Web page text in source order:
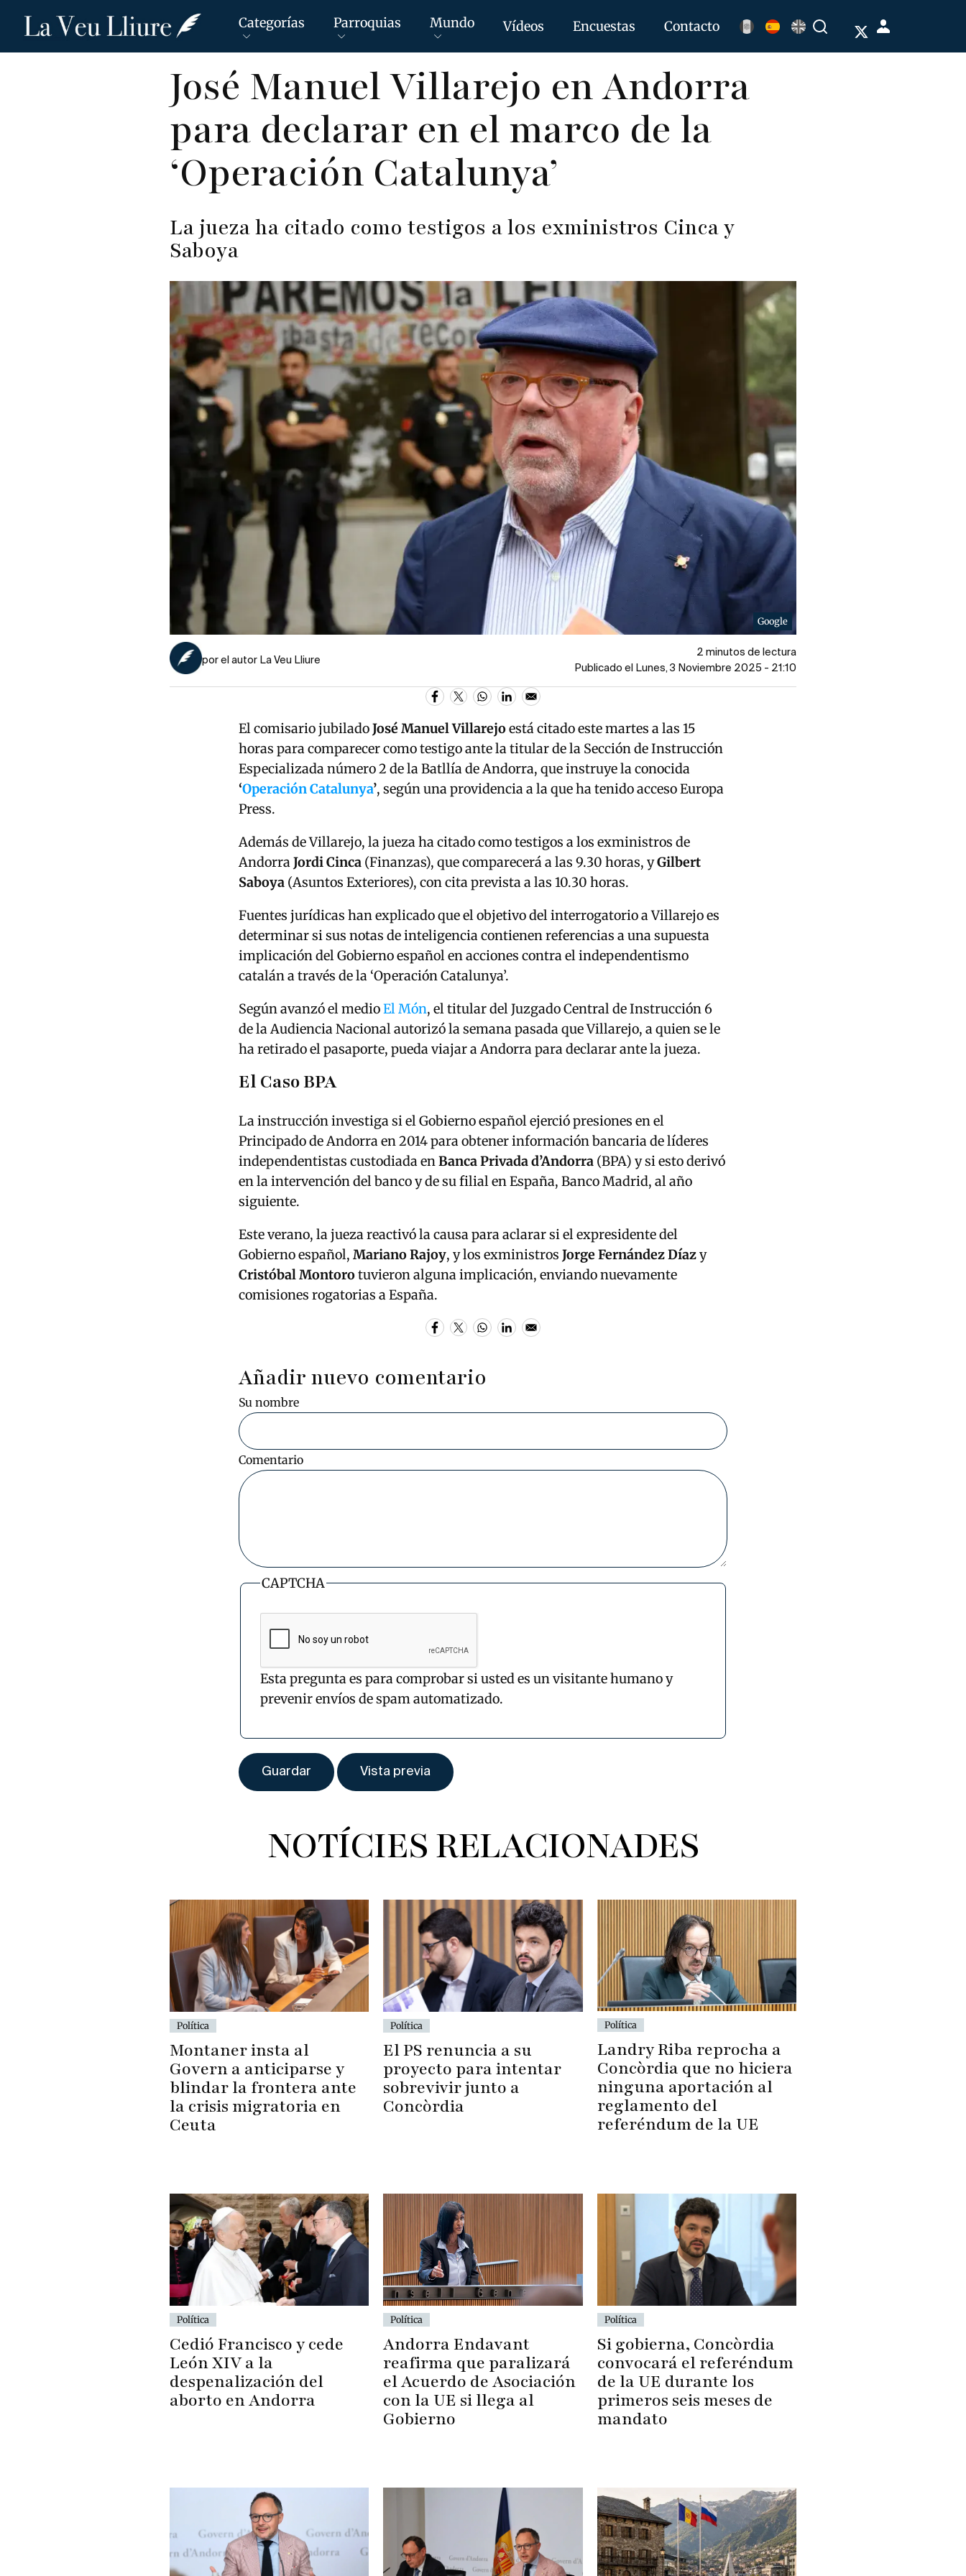
Pasar
Categorías Parroquias Mundo Vídeos Encuestas Contacto BuscarMenú
de
José Manuel Villarejo en Andorra
para declarar en el marco de la
‘Operación Catalunya’
La jueza ha citado como testigos a los exministros Cinca y
Saboya
Google
por el autor La Veu Lliure
2 minutos de lectura
Publicado el Lunes, 3 Noviembre 2025 - 21:10
El comisario jubiladoJosé Manuel Villarejoestá citado este martes a las 15
horas para comparecer como testigo ante la titular de la Sección de Instrucción
Especializada número 2 de la Batllía de Andorra, que instruye la conocida
‘Operación Catalunya’, según una providencia a la que ha tenido acceso Europa
Press.
Además de Villarejo, la jueza ha citado como testigos a los exministros de
AndorraJordi Cinca (Finanzas), que comparecerá a las 9.30 horas, yGilbert
Saboya (Asuntos Exteriores), con cita prevista a las 10.30 horas.
Fuentes jurídicas han explicado que el objetivo del interrogatorio a Villarejo es
determinar si sus notas de inteligencia contienen referencias a una supuesta
implicación del Gobierno español en acciones contra el independentismo
catalán a través de la ‘Operación Catalunya’.
Según avanzó el medioEl Món, el titular del Juzgado Central de Instrucción 6
de la Audiencia Nacional autorizó la semana pasada que Villarejo, a quien se le
ha retirado el pasaporte, pueda viajar a Andorra para declarar ante la jueza.
El Caso BPA
La instrucción investiga si el Gobierno español ejerció presiones en el
Principado de Andorra en 2014 para obtener información bancaria de líderes
independentistas custodiada enBanca Privada d’Andorra (BPA) y si esto derivó
en la intervención del banco y de su filial en España, Banco Madrid, al año
siguiente.
Este verano, la jueza reactivó la causa para aclarar si el expresidente del
Gobierno español, Mariano Rajoy, y los exministros Jorge Fernández Díazy
Cristóbal Montorotuvieron alguna implicación, enviando nuevamente
comisiones rogatorias a España.
Añadir nuevo comentario
Su nombre
Comentario
CAPTCHA
Esta pregunta es para comprobar si usted es un visitante humano y
prevenir envíos de spam automatizado.
NOTÍCIES RELACIONADES
Política
Montaner insta al
Govern a anticiparse y
blindar la frontera ante
la crisis migratoria en
Ceuta
Política
El PS renuncia a su
proyecto para intentar
sobrevivir junto a
Concòrdia
Política
Landry Riba reprocha a
Concòrdia que no hiciera
ninguna aportación al
reglamento del
referéndum de la UE
Política
Cedió Francisco y cede
León XIV a la
despenalización del
aborto en Andorra
Política
Andorra Endavant
reafirma que paralizará
el Acuerdo de Asociación
con la UE si llega al
Gobierno
Política
Si gobierna, Concòrdia
convocará el referéndum
de la UE durante los
primeros seis meses de
mandato